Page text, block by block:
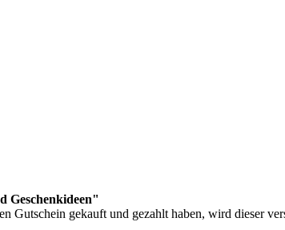
Geschenkideen"
Gutschein gekauft und gezahlt haben, wird dieser